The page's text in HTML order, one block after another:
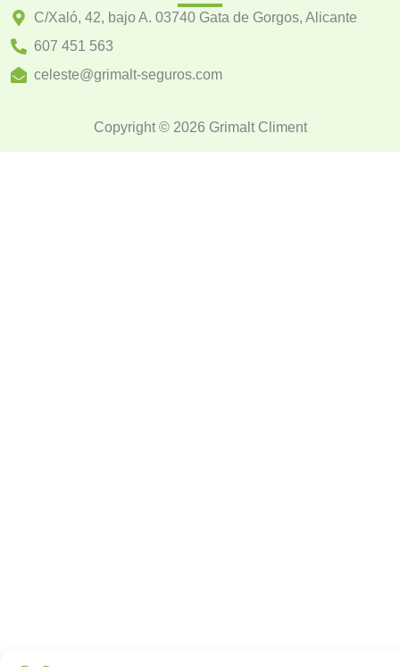
C/Xaló, 42, bajo A. 03740 Gata de Gorgos, Alicante
607 451 563
celeste@grimalt-seguros.com
Copyright © 2026 Grimalt Climent